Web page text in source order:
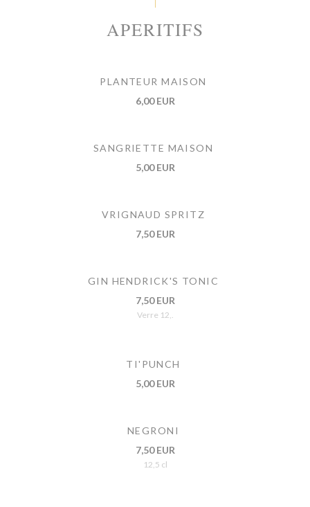
APERITIFS
PLANTEUR MAISON
6,00 EUR
SANGRIETTE MAISON
5,00 EUR
VRIGNAUD SPRITZ
7,50 EUR
GIN HENDRICK'S TONIC
7,50 EUR
Verre 12,.
TI'PUNCH
5,00 EUR
NEGRONI
7,50 EUR
12,5 cl